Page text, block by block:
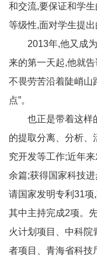
和交流,要保证和学
等级性,面对学生提
2013年,他又成为
来的第一天起,他就
不畏劳苦沿着陡峭山
点”。
也正是带着这样的
的提取分离、分析、
究开发等工作;近年
余篇;获得国家科技
请国家发明专利31
其中主持完成2项。
火计划项目、中科院
者项目、青海省科技